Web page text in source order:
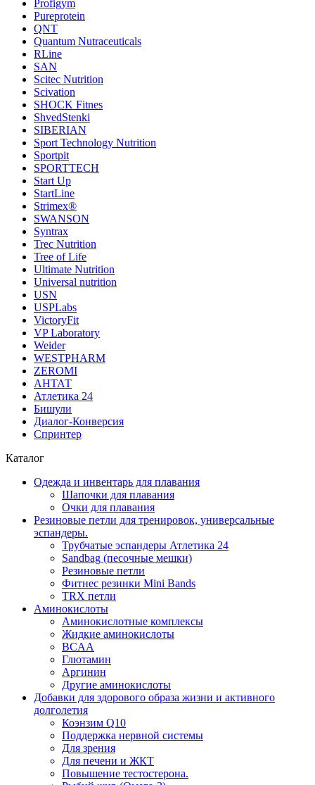
Profigym
Pureprotein
QNT
Quantum Nutraceuticals
RLine
SAN
Scitec Nutrition
Scivation
SHOCK Fitnes
ShvedStenki
SIBERIAN
Sport Technology Nutrition
Sportpit
SPORTTECH
Start Up
StartLine
Strimex®
SWANSON
Syntrax
Trec Nutrition
Tree of Life
Ultimate Nutrition
Universal nutrition
USN
USPLabs
VictoryFit
VP Laboratory
Weider
WESTPHARM
ZEROMI
АНТАТ
Атлетика 24
Бишули
Диалог-Конверсия
Спринтер
Каталог
Одежда и инвентарь для плавания
Шапочки для плавания
Очки для плавания
Резиновые петли для тренировок, универсальные
эспандеры.
Трубчатые эспандеры Атлетика 24
Sandbag (песочные мешки)
Резиновые петли
Фитнес резинки Mini Bands
TRX петли
Аминокислоты
Аминокислотные комплексы
Жидкие аминокислоты
BCAA
Глютамин
Аргинин
Другие аминокислоты
Добавки для здорового образа жизни и активного
долголетия
Коэнзим Q10
Поддержка нервной системы
Для зрения
Для печени и ЖКТ
Повышение тестостерона.